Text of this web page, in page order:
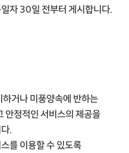
자 30일 전부터 게시합니다.
거나 미풍양속에 반하는
안정적인 서비스의 제공을
.
를 이용할 수 있도록